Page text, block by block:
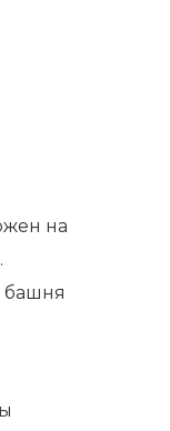
на
башня